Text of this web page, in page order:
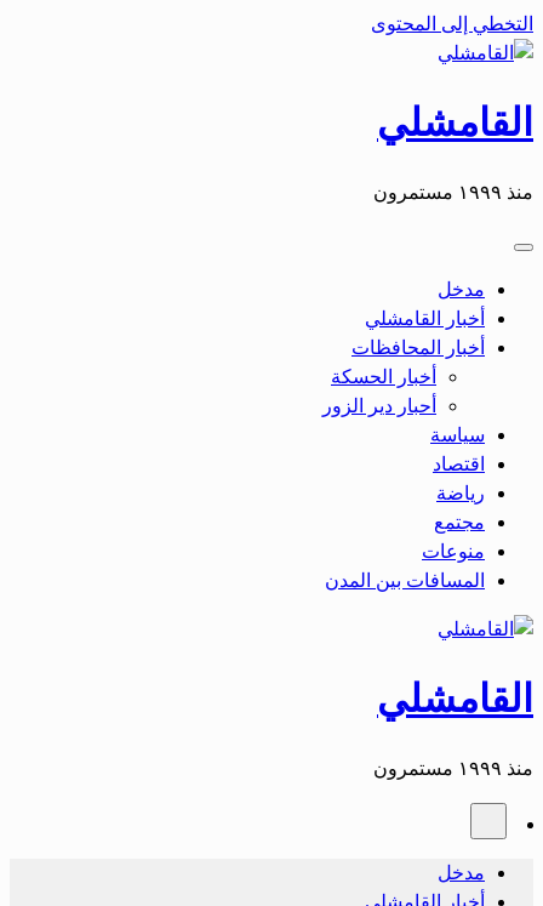
التخطي إلى المحتوى
القامشلي
منذ ١٩٩٩ مستمرون
مدخل
أخبار القامشلي
أخبار المحافظات
أخبار الحسكة
أحبار دير الزور
سياسة
اقتصاد
رياضة
مجتمع
منوعات
المسافات بين المدن
القامشلي
منذ ١٩٩٩ مستمرون
مدخل
أخبار القامشلي